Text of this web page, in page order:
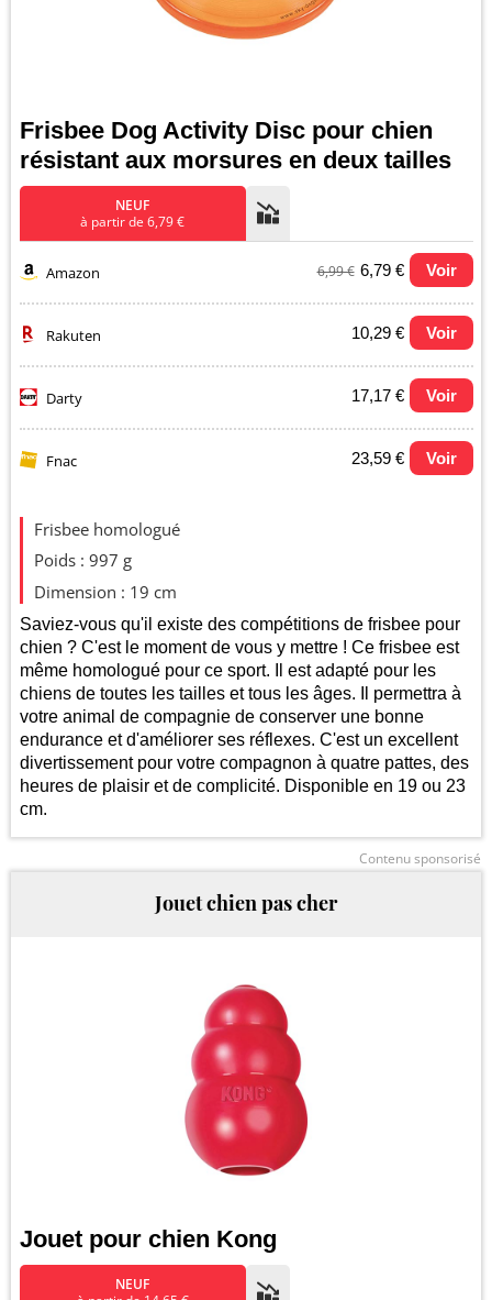
Frisbee Dog Activity Disc pour chien
résistant aux morsures en deux tailles
NEUF
à partir de 6,79 €
Amazon 6,99 € 6,79 € Voir
Rakuten 10,29 € Voir
Darty 17,17 € Voir
Fnac 23,59 € Voir
Evolution du prix le plus bas (neuf):
2025 2026
5
6
7
8
Frisbee homologué
Poids : 997 g
Dimension : 19 cm
Saviez-vous qu'il existe des compétitions de frisbee pour
chien ? C'est le moment de vous y mettre ! Ce frisbee est
même homologué pour ce sport. Il est adapté pour les
chiens de toutes les tailles et tous les âges. Il permettra à
votre animal de compagnie de conserver une bonne
endurance et d'améliorer ses réflexes. C'est un excellent
divertissement pour votre compagnon à quatre pattes, des
heures de plaisir et de complicité. Disponible en 19 ou 23
cm.
Contenu sponsorisé
Jouet chien pas cher
Jouet pour chien Kong
NEUF